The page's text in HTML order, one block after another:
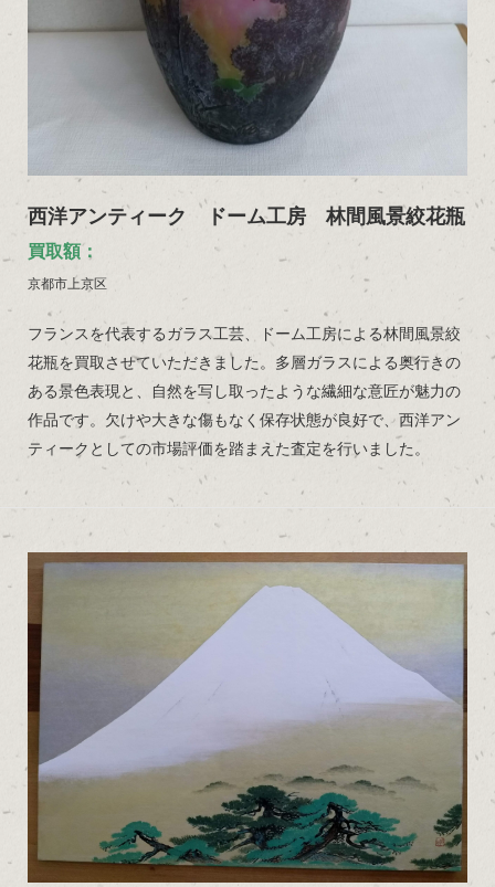
西洋アンティーク ドーム工房 林間風景絞花瓶
買取額：
京都市上京区
フランスを代表するガラス工芸、ドーム工房による林間風景絞
花瓶を買取させていただきました。多層ガラスによる奥行きの
ある景色表現と、自然を写し取ったような繊細な意匠が魅力の
作品です。欠けや大きな傷もなく保存状態が良好で、西洋アン
ティークとしての市場評価を踏まえた査定を行いました。